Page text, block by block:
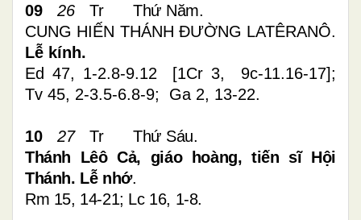
09 26 Tr Thứ Năm.
CUNG HIẾN THÁNH ĐƯỜNG LATÊRANÔ.
Lễ kính.
Ed 47, 1-2.8-9.12 [1Cr 3, 9c-11.16-17];
Tv 45, 2-3.5-6.8-9; Ga 2, 13-22.
10 27Tr Thứ Sáu.
Thánh Lêô Cả, giáo hoàng, tiến sĩ Hội
Thánh. Lễ nhớ.
Rm 15, 14-21; Lc 16, 1-8.